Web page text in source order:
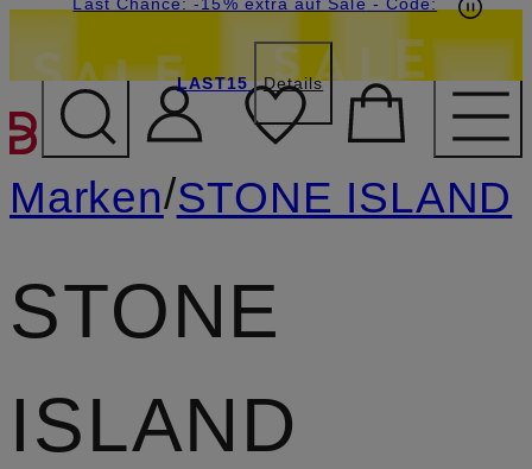
ZUM HAUPTINHALT
LAST15 Details
Marken/STONE ISLAND
STONE
ISLAND